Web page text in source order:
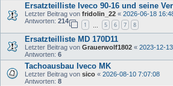
Ersatzteilliste Iveco 90-16 und seine
Letzter Beitrag von fridolin_22 « 2026-06-18
Antworten: 214
1 5 6 7 8
Ersatzteilliste MD 170D11
Letzter Beitrag von Grauerwolf1802 « 2023-12-
Antworten: 6
Tachoausbau Iveco MK
Letzter Beitrag von sico « 2026-08-10 7:07:08
Antworten: 8